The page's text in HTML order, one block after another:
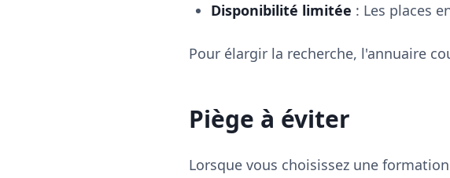
Disponibilité limitée : Les places
Pour élargir la recherche, l'annuaire
Piège à éviter
Lorsque vous choisissez une